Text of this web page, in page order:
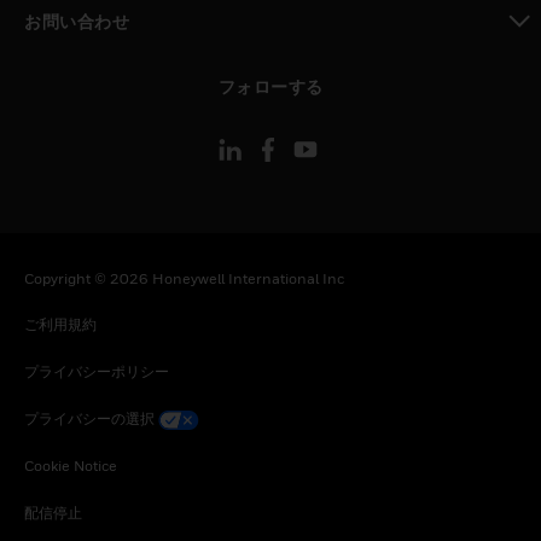
お問い合わせ
フォローする
Copyright © 2026 Honeywell International Inc
ご利用規約
プライバシーポリシー
プライバシーの選択
Cookie Notice
配信停止